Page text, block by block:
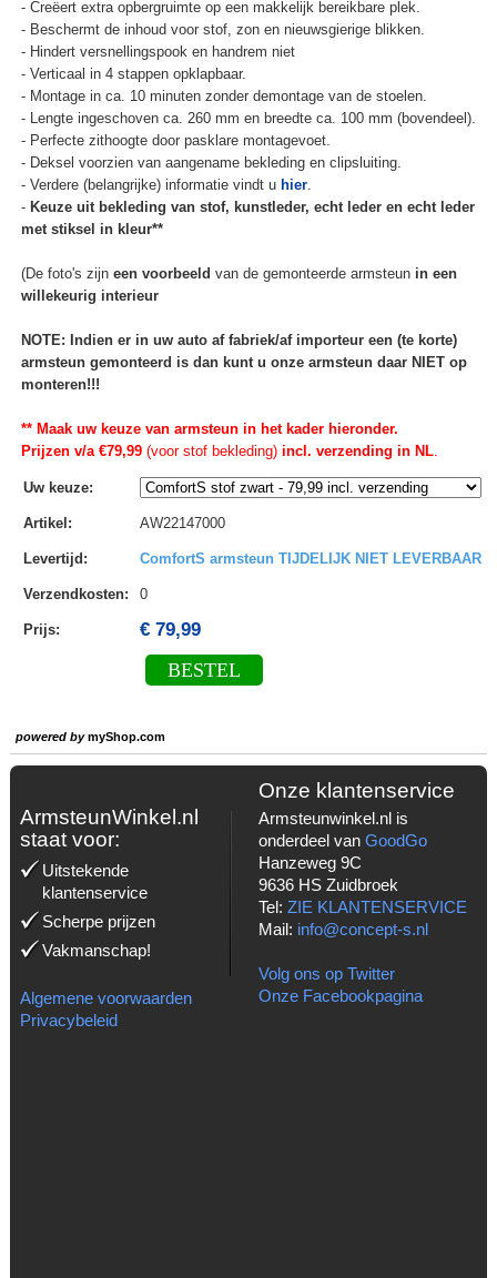
- Creëert extra opbergruimte op een makkelijk bereikbare plek.
- Beschermt de inhoud voor stof, zon en nieuwsgierige blikken.
- Hindert versnellingspook en handrem niet
- Verticaal in 4 stappen opklapbaar.
- Montage in ca. 10 minuten zonder demontage van de stoelen.
- Lengte ingeschoven ca. 260 mm en breedte ca. 100 mm (bovendeel).
- Perfecte zithoogte door pasklare montagevoet.
- Deksel voorzien van aangename bekleding en clipsluiting.
- Verdere (belangrijke) informatie vindt u hier.
- Keuze uit bekleding van stof, kunstleder, echt leder en echt leder
met stiksel in kleur**
(De foto's zijn een voorbeeld van de gemonteerde armsteun in een
willekeurig interieur
NOTE: Indien er in uw auto af fabriek/af importeur een (te korte)
armsteun gemonteerd is dan kunt u onze armsteun daar NIET op
monteren!!!
** Maak uw keuze van armsteun in het kader hieronder.
Prijzen v/a €79,99(voor stof bekleding)incl. verzending in NL.
Uw keuze:
Artikel : AW22147000
Levertijd : ComfortS armsteun TIJDELIJK NIET LEVERBAAR
Verzendkosten: 0
Prijs: € 79,99
BESTEL
powered bymyShop.com
ArmsteunWinkel.nl
staat voor:
Uitstekende
klantenservice
Scherpe prijzen
Vakmanschap!
Algemene voorwaarden
Privacybeleid
Onze klantenservice
Armsteunwinkel.nl is
onderdeel van GoodGo
Hanzeweg 9C
9636 HS Zuidbroek
Tel: ZIE KLANTENSERVICE
Mail: info@concept-s.nl
Volg ons op Twitter
Onze Facebookpagina